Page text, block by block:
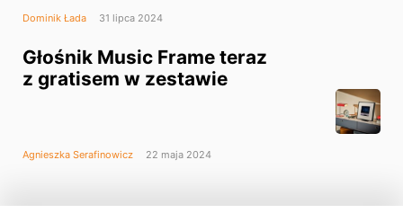
Dominik Łada 31 lipca 2024
Głośnik Music Frame teraz
z gratisem w zestawie
Agnieszka Serafinowicz 22 maja 2024